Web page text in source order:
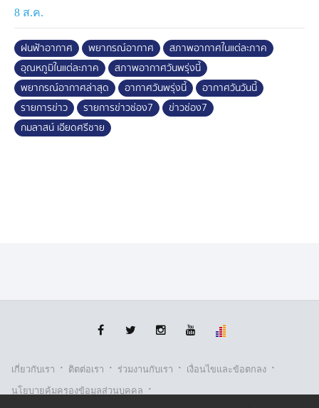
8 ส.ค.
ฝนฟ้าอากาศ พยากรณ์อากาศ
สภาพอากาศในแต่ละภาค
อุณหภูมิในแต่ละภาค
สภาพอากาศวันพรุ่งนี้
พยากรณ์อากาศล่าสุด
อากาศวันพรุ่งนี้
อากาศวันวันนี้
รายการข่าว
รายการข่าวช่อง7
ข่าวช่อง7
กมลาสน์ เอียดศรีชาย
เกี่ยวกับเรา · ติตต่อเรา · ร่วมงานกับเรา · เงื่อนไขและข้อตกลง ·
นโยบายคุ้มครองข้อมูลส่วนบุคคล ·